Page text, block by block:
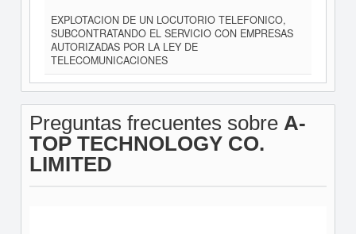
EXPLOTACION DE UN LOCUTORIO TELEFONICO,
SUBCONTRATANDO EL SERVICIO CON EMPRESAS
AUTORIZADAS POR LA LEY DE
TELECOMUNICACIONES
Preguntas frecuentes sobre A-
TOP TECHNOLOGY CO.
LIMITED